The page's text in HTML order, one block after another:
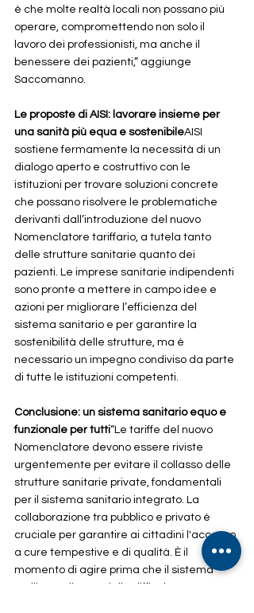
è che molte realtà locali non possano più
operare, compromettendo non solo il
lavoro dei professionisti, ma anche il
benessere dei pazienti,” aggiunge
Saccomanno.
Le proposte di AISI: lavorare insieme per
una sanità più equa e sostenibileAISI
sostiene fermamente la necessità di un
dialogo aperto e costruttivo con le
istituzioni per trovare soluzioni concrete
che possano risolvere le problematiche
derivanti dall’introduzione del nuovo
Nomenclatore tariffario, a tutela tanto
delle strutture sanitarie quanto dei
pazienti. Le imprese sanitarie indipendenti
sono pronte a mettere in campo idee e
azioni per migliorare l’efficienza del
sistema sanitario e per garantire la
sostenibilità delle strutture, ma è
necessario un impegno condiviso da parte
di tutte le istituzioni competenti.
Conclusione: un sistema sanitario equo e
funzionale per tutti“Le tariffe del nuovo
Nomenclatore devono essere riviste
urgentemente per evitare il collasso delle
strutture sanitarie private, fondamentali
per il sistema sanitario integrato. La
collaborazione tra pubblico e privato è
cruciale per garantire ai cittadini l'accesso
a cure tempestive e di qualità. È il
momento di agire prima che il sistema